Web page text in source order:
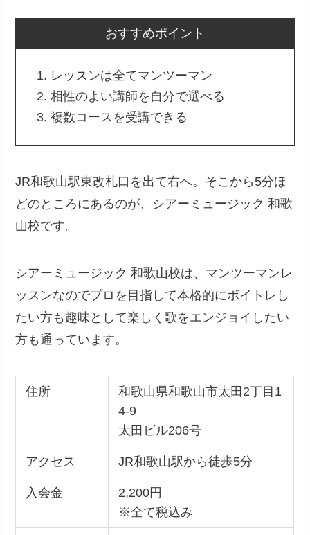
おすすめポイント
レッスンは全てマンツーマン
相性のよい講師を自分で選べる
複数コースを受講できる
JR和歌山駅東改札口を出て右へ。そこから5分ほ
どのところにあるのが、シアーミュージック 和歌
山校です。
シアーミュージック 和歌山校は、マンツーマンレ
ッスンなのでプロを目指して本格的にボイトレし
たい方も趣味として楽しく歌をエンジョイしたい
方も通っています。
住所
和歌山県和歌山市太田2丁目1
4-9
太田ビル206号
アクセス JR和歌山駅から徒歩5分
入会金
2,200円
※全て税込み